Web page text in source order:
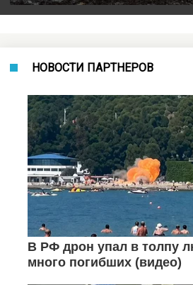
НОВОСТИ ПАРТНЕРОВ